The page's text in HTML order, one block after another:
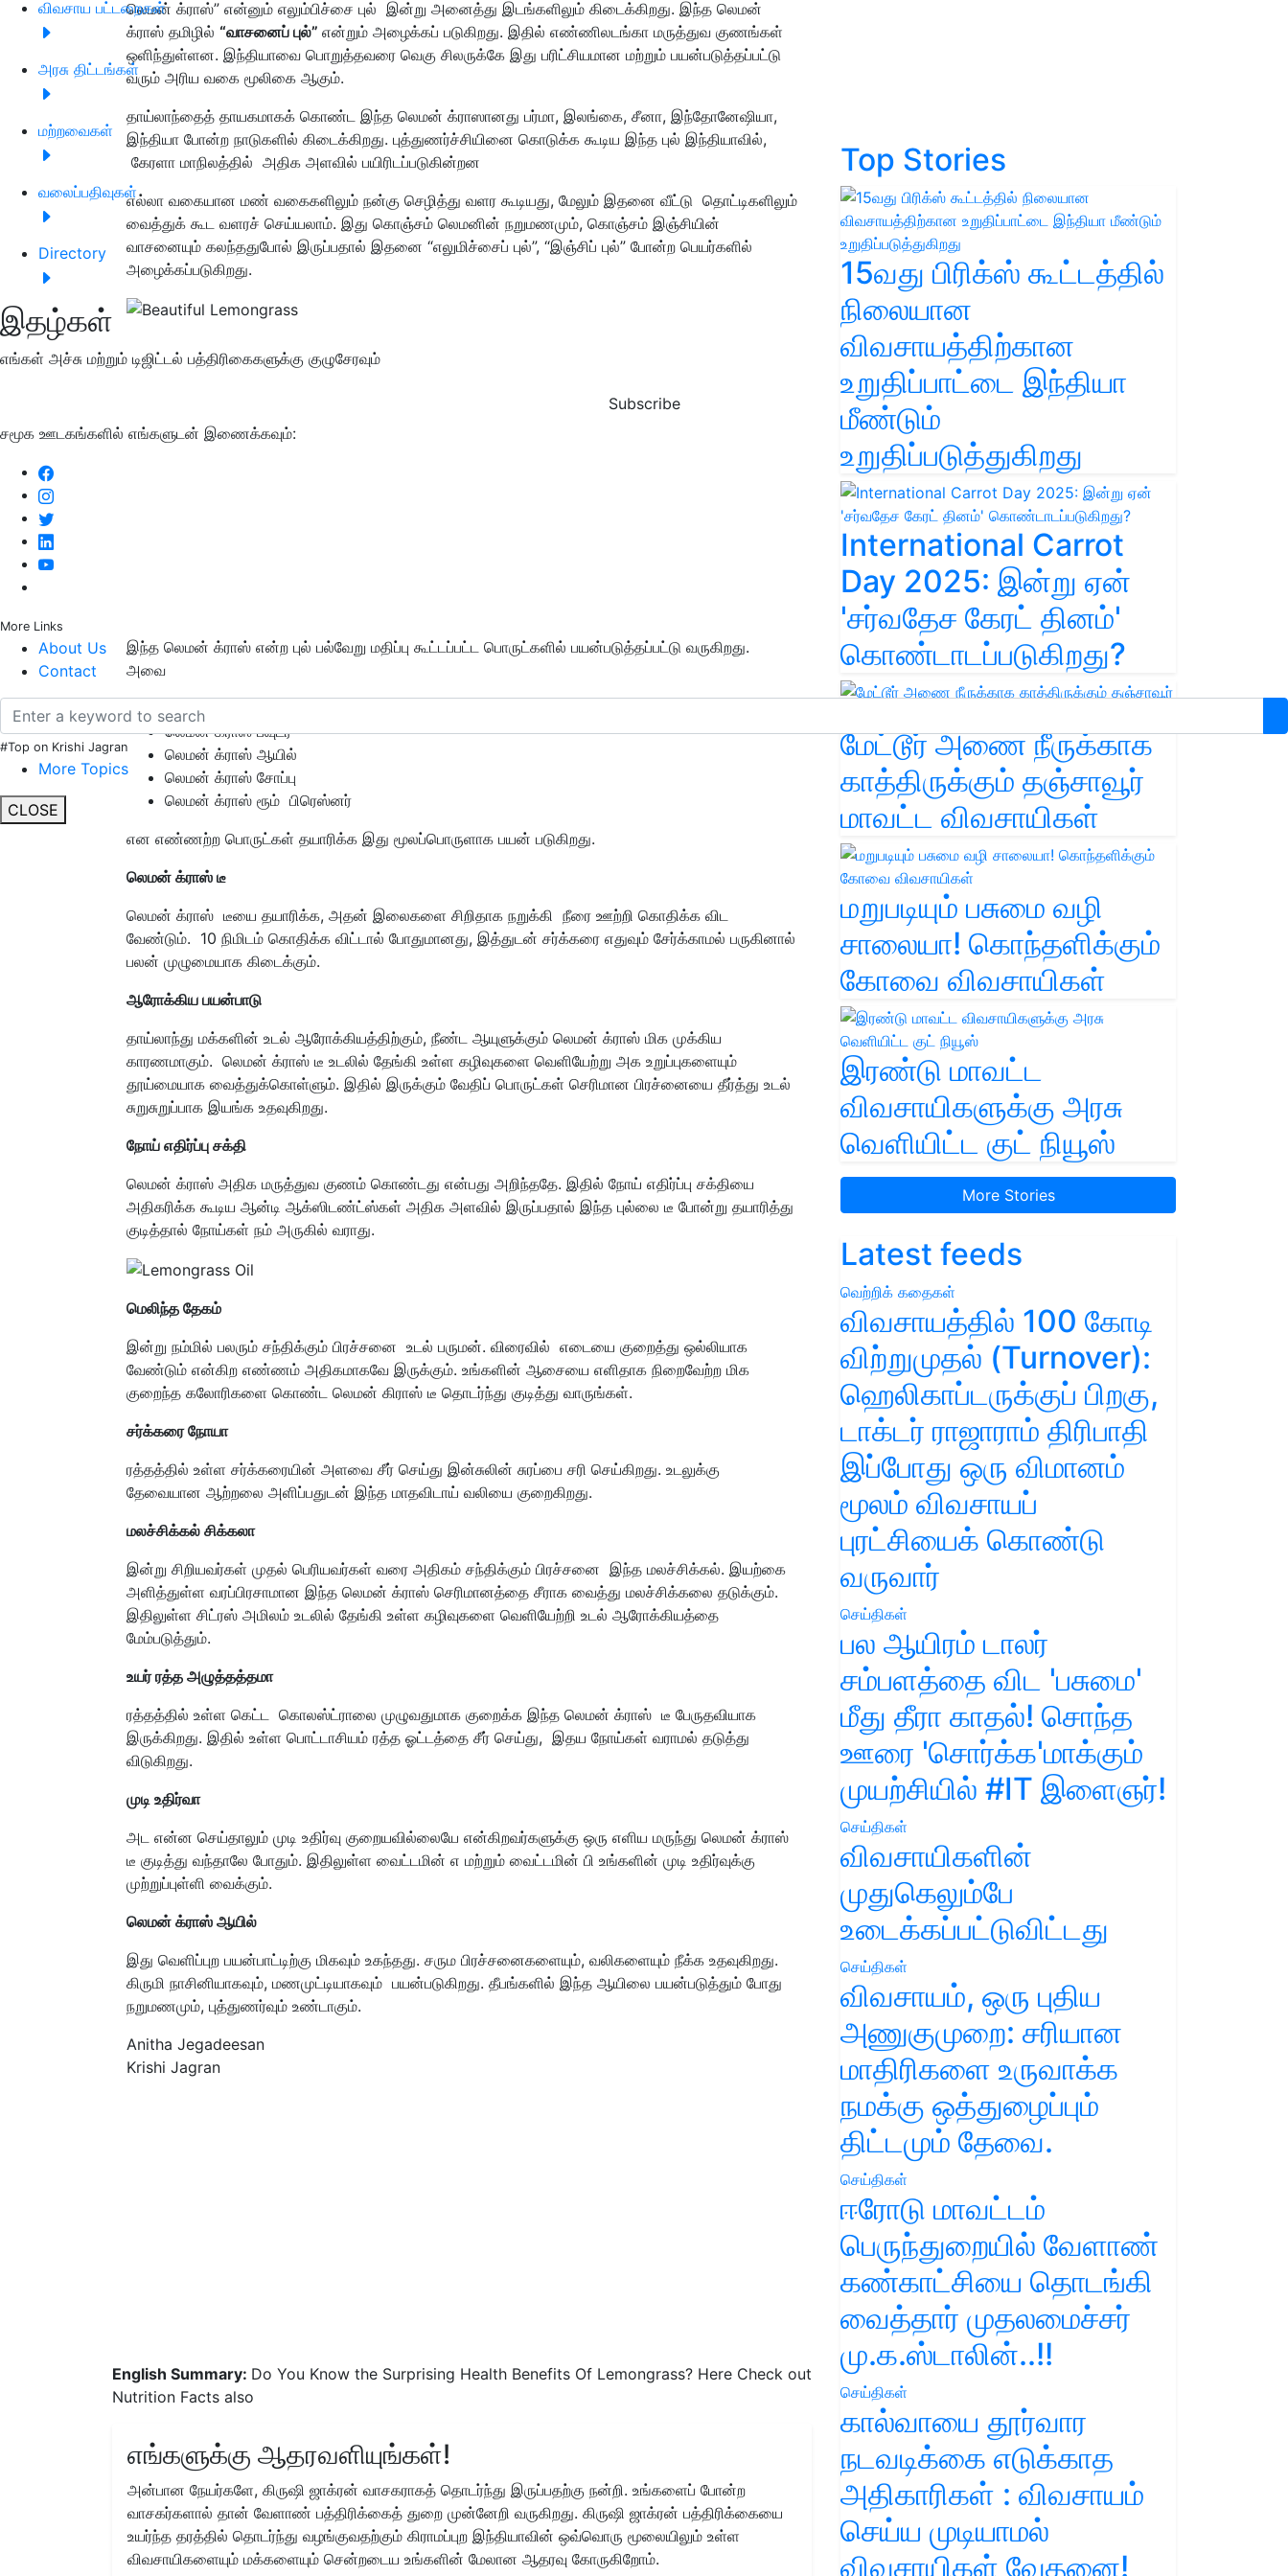
விவசாய பட்டறைகள்
அரசு திட்டங்கள்
மற்றவைகள்
வலைப்பதிவுகள்
Directory
இதழ்கள்
எங்கள் அச்சு மற்றும் டிஜிட்டல் பத்திரிகைகளுக்கு குழுசேரவும்
Subscribe
சமூக ஊடகங்களில் எங்களுடன் இணைக்கவும்:
More Links
About Us
Contact
#Top on Krishi Jagran
More Topics
CLOSE
லெமன் க்ராஸ்” என்னும் எலும்பிச்சை புல் இன்று அனைத்து இடங்களிலும் கிடைக்கிறது. இந்த லெமன்
க்ராஸ் தமிழில் “வாசனைப் புல்” என்றும் அழைக்கப் படுகிறது. இதில் எண்ணிலடங்கா மருத்துவ குணங்கள்
ஒளிந்துள்ளன. இந்தியாவை பொறுத்தவரை வெகு சிலருக்கே இது பரிட்சியமான மற்றும் பயன்படுத்தப்பட்டு
வரும் அரிய வகை மூலிகை ஆகும்.
தாய்லாந்தைத் தாயகமாகக் கொண்ட இந்த லெமன் க்ராஸானது பர்மா, இலங்கை, சீனா, இந்தோனேஷியா,
இந்தியா போன்ற நாடுகளில் கிடைக்கிறது. புத்துணர்ச்சியினை கொடுக்க கூடிய இந்த புல் இந்தியாவில்,
கேரளா மாநிலத்தில் அதிக அளவில் பயிரிடப்படுகின்றன
எல்லா வகையான‌ மண் வகைகளிலும் நன்கு செழித்து வளர கூடியது, மேலும் இதனை வீட்டு தொட்டிகளிலும்
வைத்துக் கூட வளரச் செய்யலாம். இது கொஞ்சம் லெமனின் நறுமணமும், கொஞ்சம் இஞ்சியின்
வாசனையும் கல‌ந்ததுபோல் இருப்பதால் இதனை “எலுமிச்சைப் புல்”, “இஞ்சிப் புல்” போன்ற பெயர்களில்
அழைக்கப்படுகிறது.
இந்த லெமன் க்ராஸ் என்ற புல் பல்வேறு மதிப்பு கூட்டப்பட்ட பொருட்களில் பயன்படுத்தப்பட்டு வருகிறது.
அவை
லெமன் க்ராஸ் டீ
லெமன் க்ராஸ் பவுடர்
லெமன் க்ராஸ் ஆயில்
லெமன் க்ராஸ் சோப்பு
லெமன் க்ராஸ் ரூம் பிரெஸ்னர்
என எண்ணற்ற பொருட்கள் தயாரிக்க இது மூலப்பொருளாக பயன் படுகிறது.
லெமன் க்ராஸ் டீ
லெமன் க்ராஸ் டீயை தயாரிக்க, அதன் இலைகளை சிறிதாக நறுக்கி நீரை ஊற்றி கொதிக்க விட
வேண்டும். 10 நிமிடம் கொதிக்க விட்டால் போதுமானது, இத்துடன் சர்க்கரை எதுவும் சேர்க்காமல் பருகினால்
பலன் முழுமையாக கிடைக்கும்.
ஆரோக்கிய பயன்பாடு
தாய்லாந்து மக்களின் உடல் ஆரோக்கியத்திற்கும், நீண்ட ஆயுளுக்கும் லெமன் க்ராஸ் மிக முக்கிய
காரணமாகும். லெமன் க்ராஸ் டீ உடலில் தேங்கி உள்ள கழிவுகளை வெளியேற்று அக உறுப்புகளையும்
தூய்மையாக வைத்துக்கொள்ளும். இதில் இருக்கும் வேதிப் பொருட்கள் செரிமான பிரச்னையை தீர்த்து உடல்
சுறுசுறுப்பாக இயங்க உதவுகிறது.
நோய் எதிர்ப்பு சக்தி
லெமன் க்ராஸ் அதிக மருத்துவ குணம் கொண்டது என்பது அறிந்ததே. இதில் நோய் எதிர்ப்பு சக்தியை
அதிகரிக்க கூடிய ஆன்டி ஆக்ஸிடண்ட்ஸ்கள் அதிக அளவில் இருப்பதால் இந்த புல்லை டீ போன்று தயாரித்து
குடித்தால் நோய்கள் நம் அருகில் வராது.
மெலிந்த தேகம்
இன்று நம்மில் பலரும் சந்திக்கும் பிரச்சனை உடல் பருமன். விரைவில் எடையை குறைத்து ஒல்லியாக
வேண்டும் என்கிற எண்ணம் அதிகமாகவே இருக்கும். உங்களின் ஆசையை எளிதாக நிறைவேற்ற மிக
குறைந்த கலோரிகளை கொண்ட லெமன் கிராஸ் டீ தொடர்ந்து குடித்து வாருங்கள்.
சர்க்கரை நோயா
ரத்தத்தில் உள்ள சர்க்கரையின் அளவை சீர் செய்து இன்சுலின் சுரப்பை சரி செய்கிறது. உடலுக்கு
தேவையான ஆற்றலை அளிப்பதுடன் இந்த மாதவிடாய் வலியை குறைகிறது.
மலச்சிக்கல் சிக்கலா
இன்று சிறியவர்கள் முதல் பெரியவர்கள் வரை அதிகம் சந்திக்கும் பிரச்சனை இந்த மலச்சிக்கல். இயற்கை
அளித்துள்ள வரப்பிரசாமான இந்த லெமன் க்ராஸ் செரிமானத்தை சீராக வைத்து மலச்சிக்கலை தடுக்கும்.
இதிலுள்ள சிட்ரஸ் அமிலம் உடலில் தேங்கி உள்ள கழிவுகளை வெளியேற்றி உடல் ஆரோக்கியத்தை
மேம்படுத்தும்.
உயர் ரத்த அழுத்தத்தமா
ரத்தத்தில் உள்ள கெட்ட கொலஸ்ட்ராலை முழுவதுமாக குறைக்க இந்த லெமன் க்ராஸ் டீ பேருதவியாக
இருக்கிறது. இதில் உள்ள பொட்டாசியம் ரத்த ஓட்டத்தை சீர் செய்து, இதய நோய்கள் வராமல் தடுத்து
விடுகிறது.
முடி உதிர்வா
அட என்ன செய்தாலும் முடி உதிர்வு குறையவில்லையே என்கிறவர்களுக்கு ஒரு எளிய மருந்து லெமன் க்ராஸ்
டீ குடித்து வந்தாலே போதும். இதிலுள்ள வைட்டமின் எ மற்றும் வைட்டமின் பி உங்களின் முடி உதிர்வுக்கு
முற்றுப்புள்ளி வைக்கும்.
லெமன் க்ராஸ் ஆயில்
இது வெளிப்புற பயன்பாட்டிற்கு மிகவும் உகந்தது. சரும பிரச்சனைகளையும், வலிகளையும் நீக்க உதவுகிறது.
கிருமி நாசினியாகவும், மணமுட்டியாகவும் பயன்படுகிறது. தீபங்களில் இந்த ஆயிலை பயன்படுத்தும் போது
நறுமணமும், புத்துணர்வும் உண்டாகும்.
Anitha Jegadeesan
Krishi Jagran
English Summary: Do You Know the Surprising Health Benefits Of Lemongrass? Here Check out
Nutrition Facts also
எங்களுக்கு ஆதரவளியுங்கள்!
அன்பான நேயர்களே, கிருஷி ஜாக்ரன் வாசகராகத் தொடர்ந்து இருப்பதற்கு நன்றி. உங்களைப் போன்ற
வாசகர்களால் தான் வேளாண் பத்திரிக்கைத் துறை முன்னேறி வருகிறது. கிருஷி ஜாக்ரன் பத்திரிக்கையை
உயர்ந்த தரத்தில் தொடர்ந்து வழங்குவதற்கும் கிராமப்புற இந்தியாவின் ஒவ்வொரு மூலையிலும் உள்ள
விவசாயிகளையும் மக்களையும் சென்றடைய உங்களின் மேலான ஆதரவு கோருகிறோம்.
Top Stories
15வது பிரிக்ஸ் கூட்டத்தில்
நிலையான
விவசாயத்திற்கான
உறுதிப்பாட்டை இந்தியா
மீண்டும்
உறுதிப்படுத்துகிறது
International Carrot
Day 2025: இன்று ஏன்
'சர்வதேச கேரட் தினம்'
கொண்டாடப்படுகிறது?
மேட்டூர் அணை நீருக்காக
காத்திருக்கும் தஞ்சாவூர்
மாவட்ட விவசாயிகள்
மறுபடியும் பசுமை வழி
சாலையா! கொந்தளிக்கும்
கோவை விவசாயிகள்
இரண்டு மாவட்ட
விவசாயிகளுக்கு அரசு
வெளியிட்ட குட் நியூஸ்
More Stories
Latest feeds
வெற்றிக் கதைகள்
விவசாயத்தில் 100 கோடி
விற்றுமுதல் (Turnover):
ஹெலிகாப்டருக்குப் பிறகு,
டாக்டர் ராஜாராம் திரிபாதி
இப்போது ஒரு விமானம்
மூலம் விவசாயப்
புரட்சியைக் கொண்டு
வருவார்
செய்திகள்
பல ஆயிரம் டாலர்
சம்பளத்தை விட 'பசுமை'
மீது தீரா காதல்! சொந்த
ஊரை 'சொர்க்க'மாக்கும்
முயற்சியில் #IT இளைஞர்!
செய்திகள்
விவசாயிகளின்
முதுகெலும்பே
உடைக்கப்பட்டுவிட்டது
செய்திகள்
விவசாயம், ஒரு புதிய
அணுகுமுறை: சரியான
மாதிரிகளை உருவாக்க
நமக்கு ஒத்துழைப்பும்
திட்டமும் தேவை.
செய்திகள்
ஈரோடு மாவட்டம்
பெருந்துறையில் வேளாண்
கண்காட்சியை தொடங்கி
வைத்தார் முதலமைச்சர்
மு.க.ஸ்டாலின்..!!
செய்திகள்
கால்வாயை தூர்வார
நடவடிக்கை எடுக்காத
அதிகாரிகள் : விவசாயம்
செய்ய முடியாமல்
விவசாயிகள் வேதனை!